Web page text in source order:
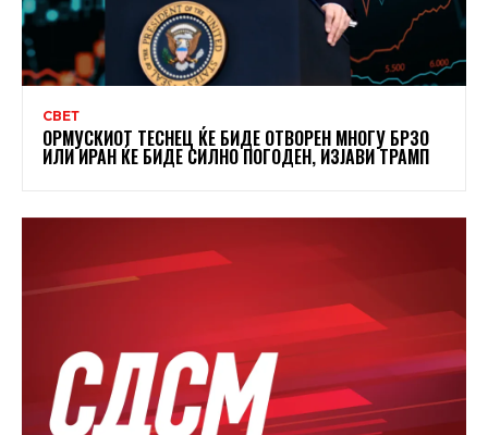
СВЕТ
ОРМУСКИОТ ТЕСНЕЦ ЌЕ БИДЕ ОТВОРЕН МНОГУ БРЗО
ИЛИ ИРАН ЌЕ БИДЕ СИЛНО ПОГОДЕН, ИЗЈАВИ ТРАМП